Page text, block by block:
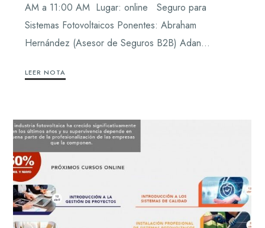
AM a 11:00 AM Lugar: online Seguro para
Sistemas Fotovoltaicos Ponentes: Abraham
Hernández (Asesor de Seguros B2B) Adan…
LEER NOTA